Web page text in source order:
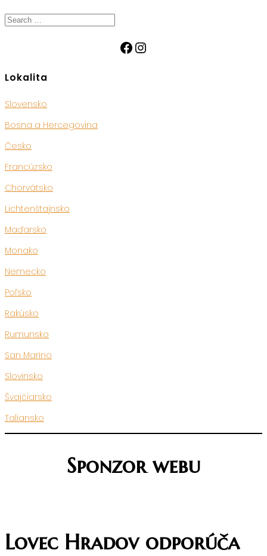
Search
Facebook
Instagram
Lokalita
Slovensko
Bosna a Hercegovina
Česko
Francúzsko
Chorvátsko
Lichtenštajnsko
Maďarsko
Monako
Nemecko
Poľsko
Rakúsko
Rumunsko
San Maríno
Slovinsko
Švajčiarsko
Taliansko
Sponzor webu
Lovec Hradov odporúča